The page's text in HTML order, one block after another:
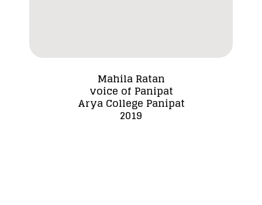
Mahila Ratan
voice of Panipat
Arya College Panipat
2019